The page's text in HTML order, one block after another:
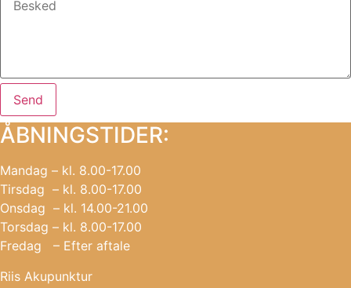
Send
ÅBNINGSTIDER:
Mandag – kl. 8.00-17.00
Tirsdag – kl. 8.00-17.00
Onsdag – kl. 14.00-21.00
Torsdag – kl. 8.00-17.00
Fredag – Efter aftale
Riis Akupunktur